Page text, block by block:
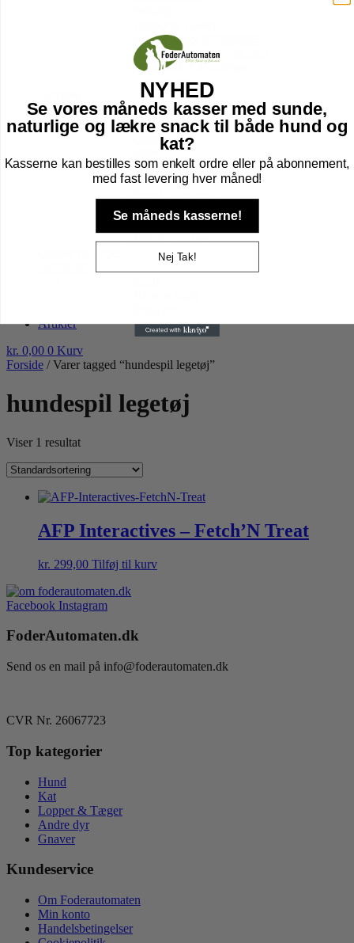
Hule, kurv & kradsetræer
Halsbånd, sele, line & tegn
Kattebakker & tilbehør
Højtider kat
Foder til Gnavere
Godbidder
Legetøj
Transport Af Gnavere
Seler og Liner til gnavere
Tilbehør til bur
Bund til Bur
Højtider gnaver
Artikler
kr. 0,00 0 Kurv
Forside / Varer tagged “hundespil legetøj”
hundespil legetøj
Viser 1 resultat
AFP Interactives – Fetch’N Treat
kr. 299,00 Tilføj til kurv
Facebook Instagram
FoderAutomaten.dk
Send os en mail på info@foderautomaten.dk
CVR Nr. 26067723
Top kategorier
Hund
Kat
Lopper & Tæger
Andre dyr
Gnaver
Kundeservice
Om Foderautomaten
Min konto
Handelsbetingelser
NYHED
Se vores måneds kasser med sunde,
naturlige og lækre snack til både hund og
kat?
Kasserne kan bestilles som enkelt ordre eller på abonnement,
med fast levering hver måned!
Se måneds kasserne!
Nej Tak!